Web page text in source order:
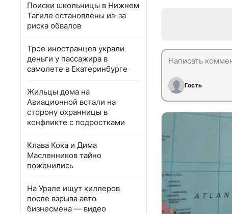
Поиски школьницы в Нижнем
Тагиле остановлены из-за
риска обвалов
Трое иностранцев украли
деньги у пассажира в
самолете в Екатеринбурге
Жильцы дома на
Авиационной встали на
сторону охранницы в
конфликте с подростками
Клава Кока и Дима
Масленников тайно
поженились
На Урале ищут киллеров
после взрыва авто
бизнесмена — видео
Гость